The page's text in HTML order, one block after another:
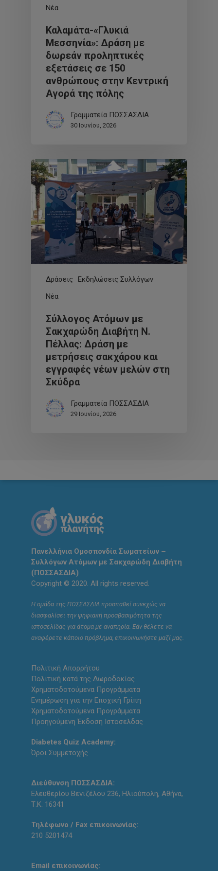
Νέα
Καλαμάτα-«Γλυκιά
Μεσσηνία»: Δράση με
δωρεάν προληπτικές
εξετάσεις σε 150
ανθρώπους στην Κεντρική
Αγορά της πόλης
Γραμματεία ΠΟΣΣΑΣΔΙΑ
30 Ιουνίου, 2026
Δράσεις
Εκδηλώσεις Συλλόγων
Νέα
Σύλλογος Ατόμων με
Σακχαρώδη Διαβήτη Ν.
Πέλλας: Δράση με
μετρήσεις σακχάρου και
εγγραφές νέων μελών στη
Σκύδρα
Γραμματεία ΠΟΣΣΑΣΔΙΑ
29 Ιουνίου, 2026
Πανελλήνια Ομοσπονδία Σωματείων –
Συλλόγων Ατόμων με Σακχαρώδη Διαβήτη
(ΠΟΣΣΑΣΔΙΑ)
Copyright © 2020. All rights reserved.
Η ομάδα της ΠΟΣΣΑΣΔΙΑ προσπαθεί συνεχώς να
διασφαλίσει την ψηφιακή προσβασιμότητα της
ιστοσελίδας για άτομα με αναπηρία. Εάν θέλετε να
αναφέρετε κάποιο πρόβλημα, επικοινωνήστε μαζί μας.
Πολιτική Απορρήτου
Πολιτική κατά της Δωροδοκίας
Χρηματοδοτούμενα Προγράμματα
Ενημέρωση για την Εποχική Γρίπη
Χρηματοδοτούμενα Προγράμματα
Προηγούμενη Έκδοση Ιστοσελδας
Diabetes Quiz Academy:
Όροι Συμμετοχής
Διεύθυνση ΠΟΣΣΑΣΔΙΑ:
Ελευθερίου Βενιζέλου 236, Ηλιούπολη, Αθήνα,
Τ.Κ. 16341
Τηλέφωνο / Fax επικοινωνίας:
210 5201474
Email επικοινωνίας: